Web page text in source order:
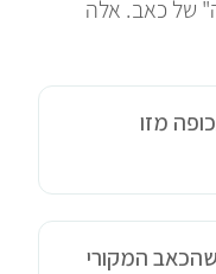
של כאב. אלה
מזו
המקורי